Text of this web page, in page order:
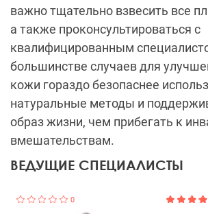
важно тщательно взвесить все
а также проконсультироваться с
квалифицированным
большинстве случаев для
кожи гораздо безопаснее
натуральные методы и
образ жизни, чем прибегать к
вмешательствам.
ВЕДУЩИЕ СПЕЦИАЛИСТЫ
0